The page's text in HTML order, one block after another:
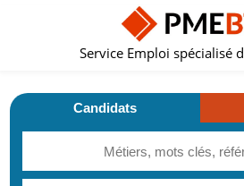
Service Emploi spécialisé
Candidats